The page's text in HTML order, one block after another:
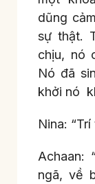
dũng
sự thật.
chịu, nó
Nó đã
khởi nó
Nina:
Achaan:
ngã, về